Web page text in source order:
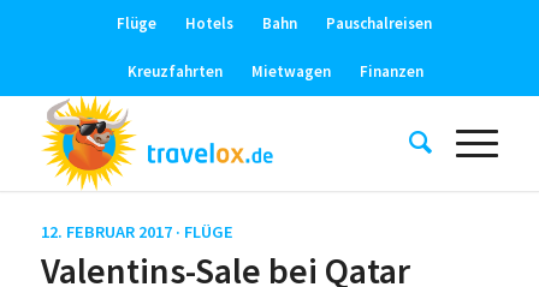
Flüge Hotels Bahn Pauschalreisen
Kreuzfahrten Mietwagen Finanzen
12. FEBRUAR 2017 · FLÜGE
Valentins-Sale bei Qatar